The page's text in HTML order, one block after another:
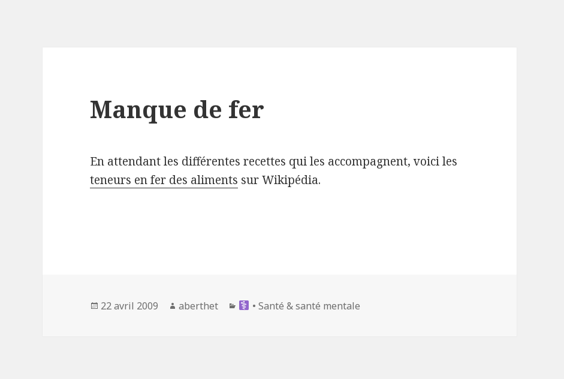
Manque de fer
En attendant les différentes recettes qui les accompagnent, voici les
teneurs en fer des aliments sur Wikipédia.
Publié
22 avril 2009 Auteur
aberthet Catégories
• Santé & santé mentale